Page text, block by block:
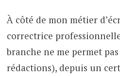
À côté de mon métier
correctrice
branche ne me permet
rédactions), depuis un